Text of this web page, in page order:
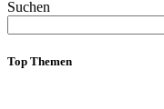
Suchen
Top Themen